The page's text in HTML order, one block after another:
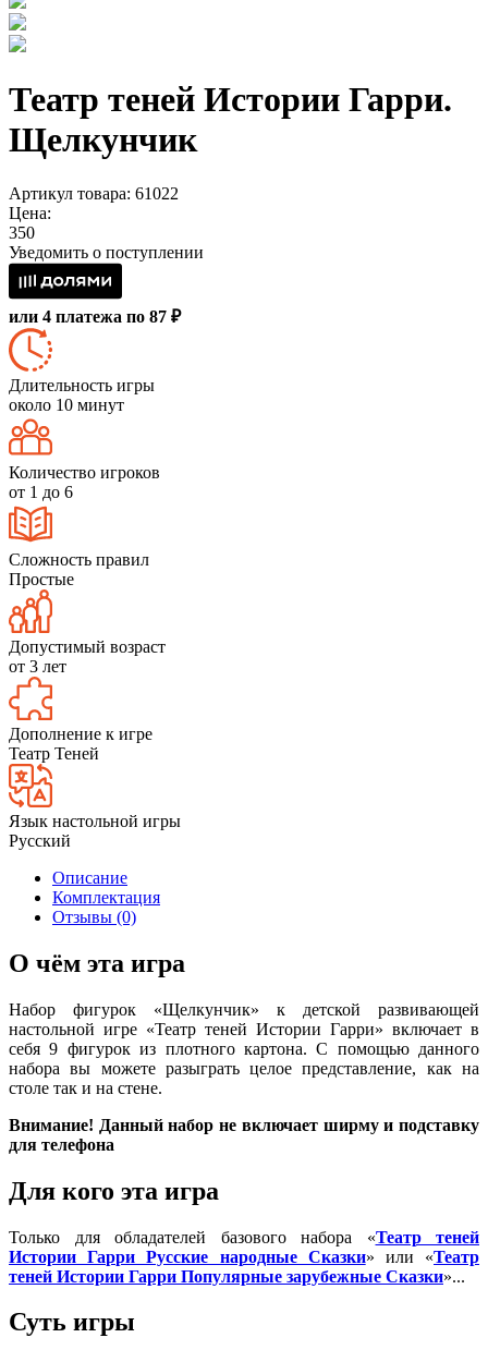
Театр теней Истории Гарри.
Щелкунчик
Артикул товара: 61022
Цена:
350
Уведомить о поступлении
или 4 платежа по 87 ₽
Длительность игры
около 10 минут
Количество игроков
от 1 до 6
Сложность правил
Простые
Допустимый возраст
от 3 лет
Дополнение к игре
Театр Теней
Язык настольной игры
Русский
Описание
Комплектация
Отзывы (0)
О чём эта игра
Набор фигурок «Щелкунчик» к детской развивающей
настольной игре «Театр теней Истории Гарри» включает в
себя 9 фигурок из плотного картона. С помощью данного
набора вы можете разыграть целое представление, как на
столе так и на стене.
Внимание! Данный набор не включает ширму и подставку
для телефона
Для кого эта игра
Только для обладателей базового набора «Театр теней
Истории Гарри Русские народные Сказки» или «Театр
теней Истории Гарри Популярные зарубежные Сказки»...
Суть игры